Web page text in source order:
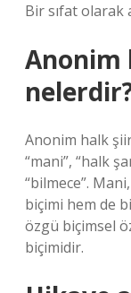
Bir sıfat olarak
Anonim
Anonim halk
“mani”, “halk
“bilmece”.
biçimi hem de
özgü biçimsel
biçimidir.